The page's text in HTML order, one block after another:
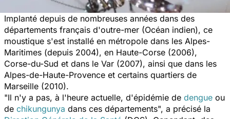
Implanté depuis de nombreuses années dans des
départements français d'outre-mer (Océan indien), ce
moustique s'est installé en métropole dans les Alpes-
Maritimes (depuis 2004), en Haute-Corse (2006),
Corse-du-Sud et dans le Var (2007), ainsi que dans les
Alpes-de-Haute-Provence et certains quartiers de
Marseille (2010).
"Il n'y a pas, à l'heure actuelle, d'épidémie de dengue ou
de chikungunya dans ces départements", a précisé la